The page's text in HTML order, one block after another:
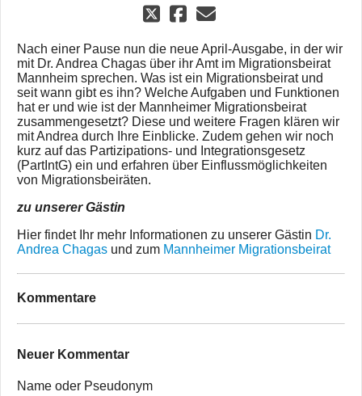
Nach einer Pause nun die neue April-Ausgabe, in der wir
mit Dr. Andrea Chagas über ihr Amt im Migrationsbeirat
Mannheim sprechen. Was ist ein Migrationsbeirat und
seit wann gibt es ihn? Welche Aufgaben und Funktionen
hat er und wie ist der Mannheimer Migrationsbeirat
zusammengesetzt? Diese und weitere Fragen klären wir
mit Andrea durch Ihre Einblicke. Zudem gehen wir noch
kurz auf das Partizipations- und Integrationsgesetz
(PartIntG) ein und erfahren über Einflussmöglichkeiten
von Migrationsbeiräten.
zu unserer Gästin
Hier findet Ihr mehr Informationen zu unserer Gästin Dr.
Andrea Chagas und zum Mannheimer Migrationsbeirat
Kommentare
Neuer Kommentar
Name oder Pseudonym